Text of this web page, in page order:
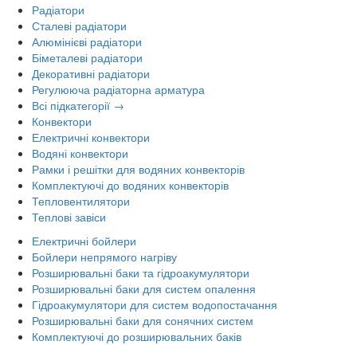
Радіатори
Сталеві радіатори
Алюмінієві радіатори
Біметалеві радіатори
Декоративні радіатори
Регулююча радіаторна арматура
Всі підкатегорії →
Конвектори
Електричні конвектори
Водяні конвектори
Рамки і решітки для водяних конвекторів
Комплектуючі до водяних конвекторів
Тепловентилятори
Теплові завіси
Електричні бойлери
Бойлери непрямого нагріву
Розширювальні баки та гідроакумулятори
Розширювальні баки для систем опалення
Гідроакумулятори для систем водопостачання
Розширювальні баки для сонячних систем
Комплектуючі до розширювальних баків